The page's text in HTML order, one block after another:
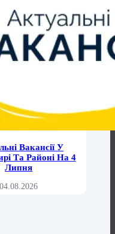
Вакансії У
Та Районі На 4
Липня
04.08.2026